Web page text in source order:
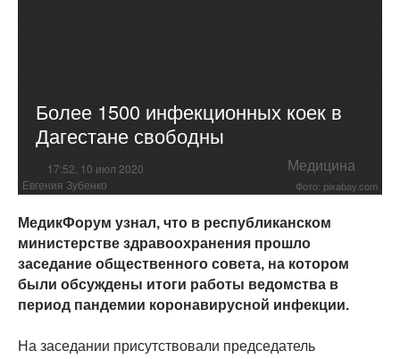
Более 1500 инфекционных коек в
Дагестане свободны
17:52, 10 июл 2020 Медицина
Евгения Зубенко Фото: pixabay.com
МедикФорум узнал, что в республиканском
министерстве здравоохранения прошло
заседание общественного совета, на котором
были обсуждены итоги работы ведомства в
период пандемии коронавирусной инфекции.
На заседании присутствовали председатель